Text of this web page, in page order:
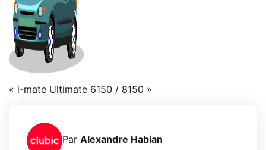
« i-mate Ultimate 6150 / 8150 »
Par Alexandre Habian